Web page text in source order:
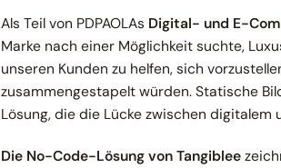
Als Teil von PDPAOLAs Digital- und E-
Marke nach einer Möglichkeit suchte,
unseren Kunden zu helfen, sich
zusammengestapelt würden. Statische
Lösung, die die Lücke zwischen
Die No-Code-Lösung von Tangiblee